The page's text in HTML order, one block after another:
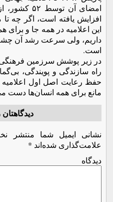
امضای آن
افزایش یافته است، اگر چه
این اعلامیه در همه جا و برای
داریم، ولی سرعت رشد آن
است.
در زیر پوشش سرزمین فرهنگی
راه سازندگی و پویندگی،
حفظ رعایت اصل اول
مانع برای همه انسان‌ها دست
دیدگاهتان
نشانی ایمیل شما منتشر
علامت‌گذاری شده‌اند *